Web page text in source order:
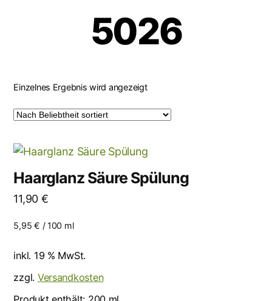
5026
Einzelnes Ergebnis wird angezeigt
Haarglanz Säure Spülung
11,90 €
5,95€ / 100 ml
inkl. 19 % MwSt.
zzgl. Versandkosten